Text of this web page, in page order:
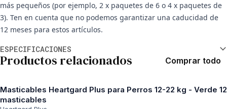
más pequeños (por ejemplo, 2 x paquetes de 6 o 4 x paquetes de
3). Ten en cuenta que no podemos garantizar una caducidad de
12 meses para estos artículos.
ESPECIFICACIONES
Productos relacionados Comprar todo
Masticables Heartgard Plus para Perros 12-22 kg - Verde 12
masticables